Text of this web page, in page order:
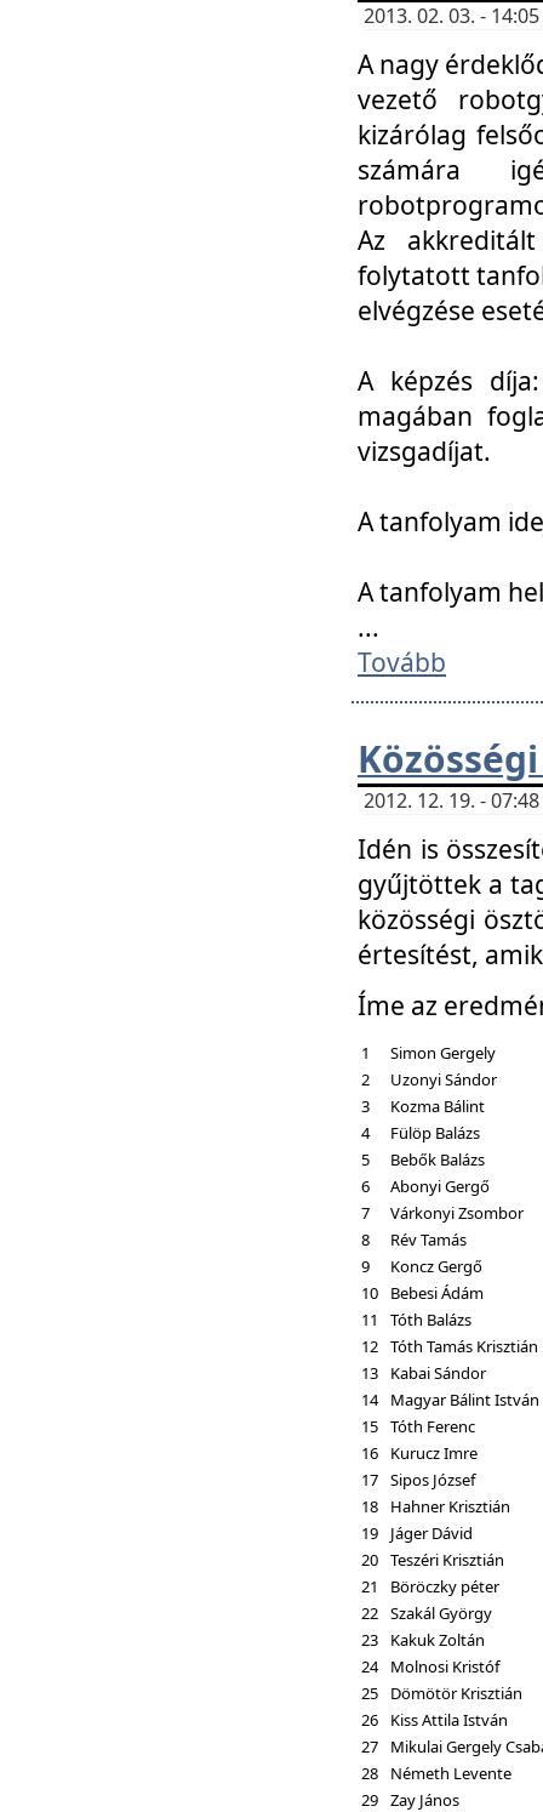
2013. 02. 03. -
A nagy
vezető
kizárólag
számára
Az
folytatott
elvégzése
A képzés
magában
vizsgadíjat.
A tanfolyam
A tanfolyam
...
Tovább
2012. 12. 19. -
Idén is
gyűjtöttek a
közösségi
értesítést,
Íme az
1
Simon Gergely
2
Uzonyi Sándor
3
Kozma Bálint
4
Fülöp Balázs
5
Bebők Balázs
6
Abonyi Gergő
7
Várkonyi Zsombor
8
Rév Tamás
9
Koncz Gergő
10
Bebesi Ádám
11
Tóth Balázs
12 Tóth Tamás Krisztián
13
Kabai Sándor
14 Magyar Bálint István
15 Tóth Ferenc
16
Kurucz Imre
17 Sipos József
18
Hahner Krisztián
19
Jáger Dávid
20 Teszéri Krisztián
21
Böröczky péter
22 Szakál György
23
Kakuk Zoltán
24
Molnosi Kristóf
25
Dömötör Krisztián
26
Kiss Attila István
27
Mikulai Gergely
28
Németh Levente
29 Zay János